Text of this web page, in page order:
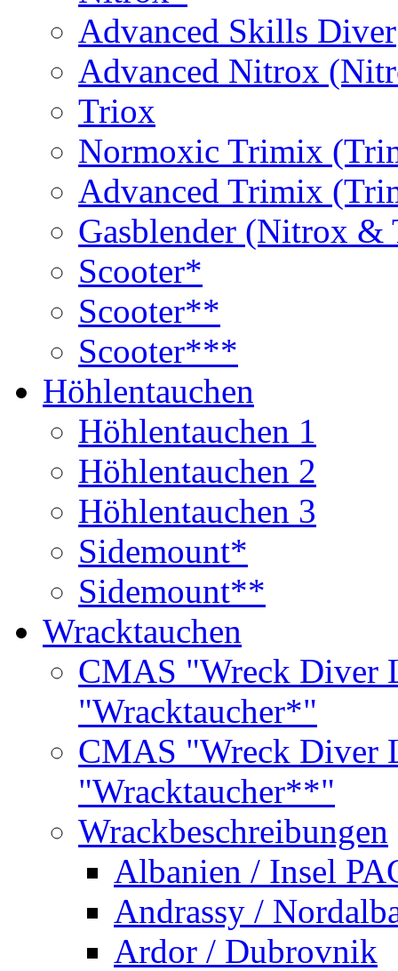
Advanced Skills Diver
Advanced Nitrox
Triox
Normoxic Trimix
Advanced Trimix
Gasblender (Nitrox
Scooter*
Scooter**
Scooter***
Höhlentauchen
Höhlentauchen 1
Höhlentauchen 2
Höhlentauchen 3
Sidemount*
Sidemount**
Wracktauchen
CMAS "Wreck Diver
"Wracktaucher*"
CMAS "Wreck Diver
"Wracktaucher**"
Wrackbeschreibungen
Albanien / Insel
Andrassy /
Ardor / Dubrovnik